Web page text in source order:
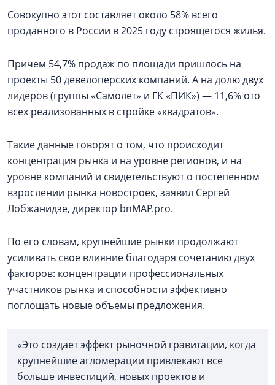
Совокупно этот составляет около 58% всего
проданного в России в 2025 году строящегося жилья.
Причем 54,7% продаж по площади пришлось на
проекты 50 девелоперских компаний. А на долю двух
лидеров (группы «Самолет» и ГК «ПИК») — 11,6% ото
всех реализованных в стройке «квадратов».
Такие данные говорят о том, что происходит
концентрация рынка и на уровне регионов, и на
уровне компаний и свидетельствуют о постепенном
взрослении рынка новостроек, заявил Сергей
Лобжанидзе, директор bnMAP.pro.
По его словам, крупнейшие рынки продолжают
усиливать свое влияние благодаря сочетанию двух
факторов: концентрации профессиональных
участников рынка и способности эффективно
поглощать новые объемы предложения.
«Это создает эффект рыночной гравитации, когда
крупнейшие агломерации привлекают все
больше инвестиций, новых проектов и